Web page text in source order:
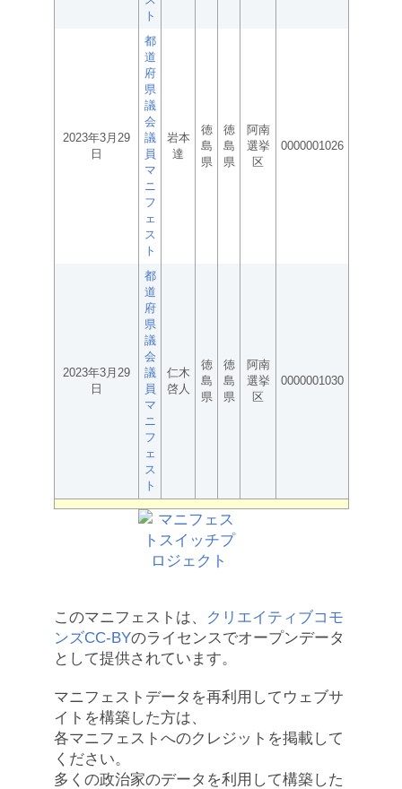
ト
2023年3月29
日
都
道
府
県
議
会
議
員
マ
ニ
フ
ェ
ス
ト
岩本
達
徳
島
県
徳
島
県
阿南
選挙
区
0000001026
2023年3月29
日
都
道
府
県
議
会
議
員
マ
ニ
フ
ェ
ス
ト
仁木
啓人
徳
島
県
徳
島
県
阿南
選挙
区
0000001030
このマニフェストは、
クリエイティブコモ
ンズCC-BYのライセンスでオープンデータ
として提供されています。
マニフェストデータを再利用してウェブサ
イトを構築した方は、
各マニフェストへのクレジットを掲載して
ください。
多くの政治家のデータを利用して構築した